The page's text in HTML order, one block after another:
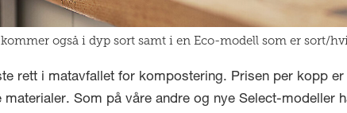
også i dyp sort samt i en Eco-modell som er sort/
rett i matavfallet for kompostering. Prisen per kopp
Som på våre andre og nye Select-modeller